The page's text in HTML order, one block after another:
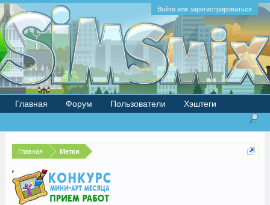
Войти или зарегистрироваться
Главная Метки
Главная Форум Пользователи Хэштеги